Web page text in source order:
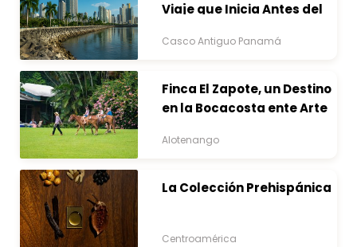
Viaje que Inicia Antes del
Casco Antiguo Panamá
Finca El Zapote, un Destino
en la Bocacosta ente Arte
Alotenango
La Colección Prehispánica
Centroamérica